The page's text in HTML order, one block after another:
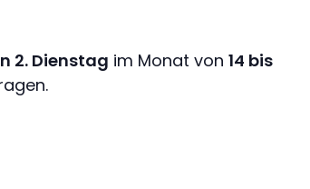
2. Dienstag im Monat von 14 bis